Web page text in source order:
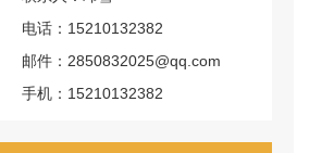
电话：15210132382
邮件：2850832025@qq.com
手机：15210132382